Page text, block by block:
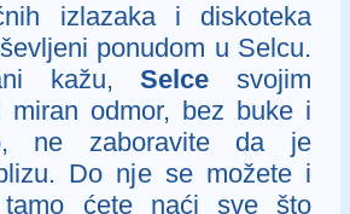
izlazaka i diskoteka
ponudom u Selcu.
kažu,Selce svojim
miran odmor, bez buke i
ne zaboravite da je
Do nje se možete i
ćete naći sve što